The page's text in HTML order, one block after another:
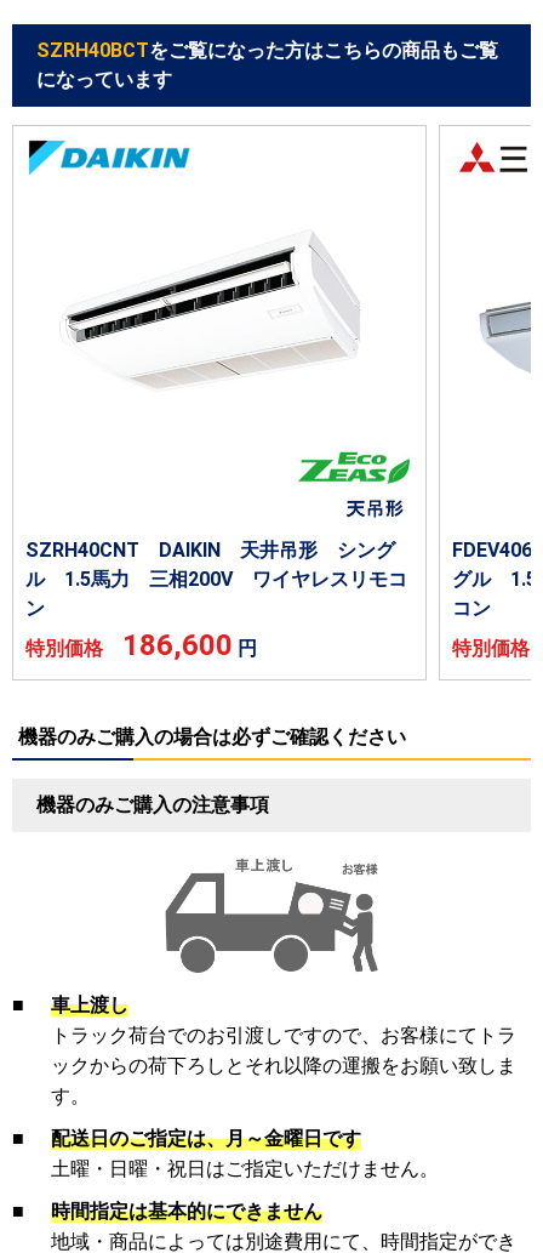
SZRH40BCTをご覧になった方はこちらの商品もご覧
になっています
SZRH40CNT DAIKIN 天井吊形 シング
ル 1.5馬力 三相200V ワイヤレスリモコ
ン
特別価格
186,600 円
グル 1.5
コン
特別価
機器のみご購入の場合は必ずご確認ください
機器のみご購入の注意事項
■
車上渡し
トラック荷台でのお引渡しですので、お客様にてトラ
ックからの荷下ろしとそれ以降の運搬をお願い致しま
す。
■
配送日のご指定は、月～金曜日です
土曜・日曜・祝日はご指定いただけません。
■
時間指定は基本的にできません
地域・商品によっては別途費用にて、時間指定ができ